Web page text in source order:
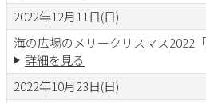
2022年12月11日(日)
海の広場のメリークリスマス2022
詳細を見る
2022年10月23日(日)